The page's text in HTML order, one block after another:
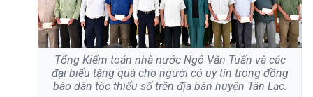
Tổng Kiểm toán nhà nước Ngô Văn Tuấn và các
đại biểu tặng quà cho người có uy tín trong đồng
bào dân tộc thiểu số trên địa bàn huyện Tân Lạc.